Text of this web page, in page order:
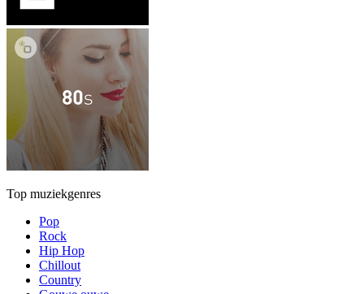
Top muziekgenres
Pop
Rock
Hip Hop
Chillout
Country